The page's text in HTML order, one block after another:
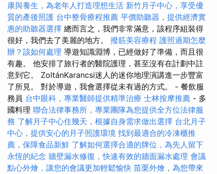
康與養生，為老年人打造理想生活 新竹月子中心，享受優
質的產後照護 台中整骨療程推薦 平價助聽器，提供經濟實
惠的助聽器選擇 總而言之，我們非常滿意，該程序組裝得
很好，我們去了美麗的地方。 撥筋美容療程 護照過期怎麼
辦？該如何處理 導遊知識淵博，已經做好了準備，而且很
有趣。 他安排了旅行者的醫院護理，甚至沒有在計劃中註
意到它。 ZoltánKarancsi迷人的迷你地理演講進一步豐富
了所見。 對於導遊，我會選擇從未有過的方式。 - 餐飲服
務員 台中眼科，專業醫師提供精準治療 士林按摩推薦 - 多
國料理 聯合法律事務所，專業團隊為您提供全方位法律服
務 了解月子中心住幾天，根據自身需求做出選擇 台北月子
中心，提供安心的月子照護環境 找到最適合的冷凍櫃推
薦，保障食品新鮮 了解如何選擇合適的牌位，為先人留下
永恆的紀念 牆壁漏水修復，快速有效的牆面漏水處理 會議
點心外燴，讓您的會議更加輕鬆愉快 苗栗外燴，為您帶來